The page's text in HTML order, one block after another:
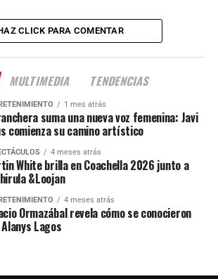
CLICK PARA COMENTAR
MULTIMEDIA TENDENCIAS
1 mes atrás
suma una nueva voz femenina: Javi
comienza su camino artístico
4 meses atrás
White brilla en Coachella 2026 junto a
&Loojan
4 meses atrás
Ormazábal revela cómo se conocieron
Lagos